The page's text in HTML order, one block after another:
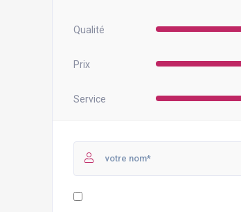
Qualité
Prix
Service